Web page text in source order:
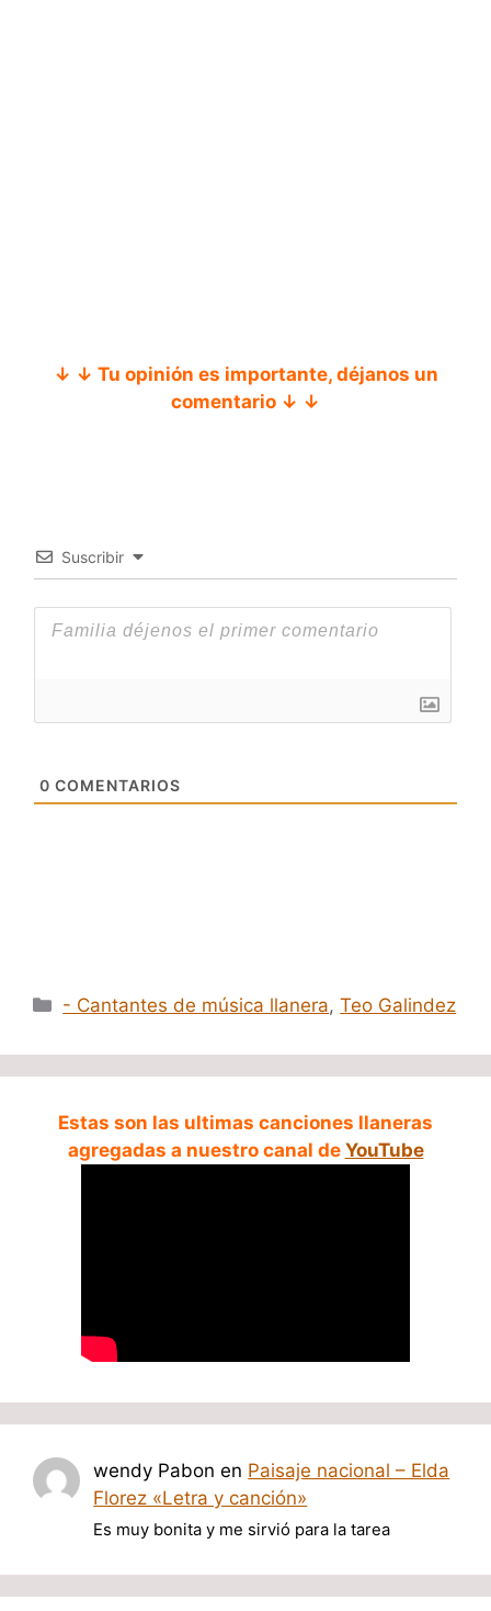
↓ ↓ Tu opinión es importante, déjanos un
comentario ↓ ↓
Suscribir
0 COMENTARIOS
Categorías
- Cantantes de música llanera,Teo Galindez
Estas son las ultimas canciones llaneras
agregadas a nuestro canal de YouTube
wendy Pabon en Paisaje nacional – Elda
Florez «Letra y canción»
Es muy bonita y me sirvió para la tarea